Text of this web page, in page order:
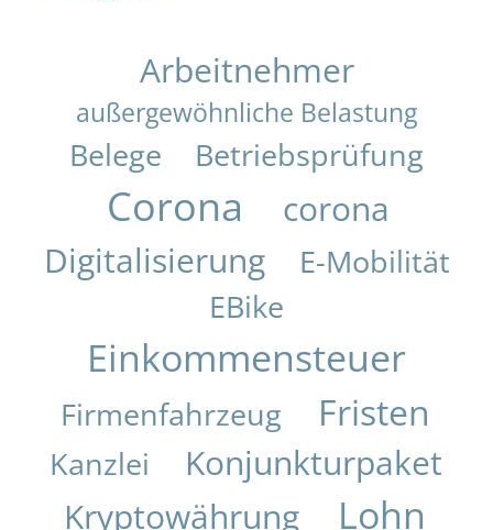
Arbeitnehmer
außergewöhnliche Belastung
Belege Betriebsprüfung
Corona
corona
Digitalisierung
E-Mobilität
EBike
Einkommensteuer
Firmenfahrzeug Fristen
Kanzlei
Konjunkturpaket
Kryptowährung
Lohn